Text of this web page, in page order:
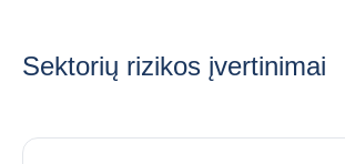
Sektorių rizikos įvertinimai